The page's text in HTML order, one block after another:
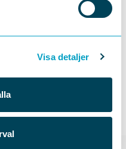
Visa detaljer
till exempel våra
remissvar med
eller vilken
för att hitta just det